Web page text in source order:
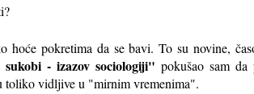
hoće pokretima da se bavi. To su novine,
- izazov sociologiji" pokušao sam da
toliko vidljive u "mirnim vremenima".